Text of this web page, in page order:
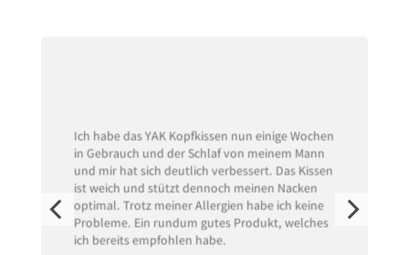
Ich habe das YAK Kopfkissen nun einige Wochen
in Gebrauch und der Schlaf von meinem Mann
und mir hat sich deutlich verbessert. Das Kissen
ist weich und stützt dennoch meinen Nacken
optimal. Trotz meiner Allergien habe ich keine
Probleme. Ein rundum gutes Produkt, welches
ich bereits empfohlen habe.